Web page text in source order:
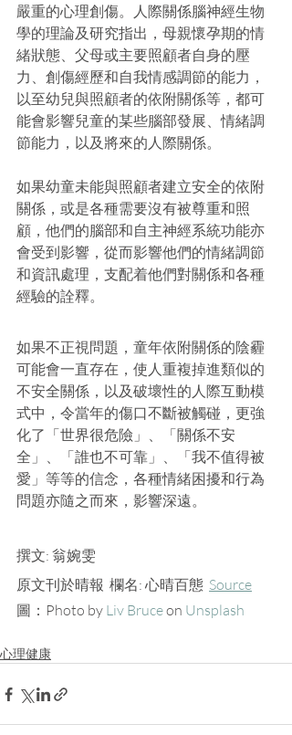
嚴重的心理創傷。人際關係腦神經生物
學的理論及研究指出，母親懷孕期的情
緒狀態、父母或主要照顧者自身的壓
力、創傷經歷和自我情感調節的能力，
以至幼兒與照顧者的依附關係等，都可
能會影響兒童的某些腦部發展、情緒調
節能力，以及將來的人際關係。
如果幼童未能與照顧者建立安全的依附
關係，或是各種需要沒有被尊重和照
顧，他們的腦部和自主神經系統功能亦
會受到影響，從而影響他們的情緒調節
和資訊處理，支配着他們對關係和各種
經驗的詮釋。
如果不正視問題，童年依附關係的陰霾
可能會一直存在，使人重複掉進類似的
不安全關係，以及破壞性的人際互動模
式中，令當年的傷口不斷被觸碰，更強
化了「世界很危險」、「關係不安
全」、「誰也不可靠」、「我不值得被
愛」等等的信念，各種情緒困擾和行為
問題亦隨之而來，影響深遠。
撰文: 翁婉雯
原文刊於晴報  欄名: 心晴百態 Source
圖：Photo by Liv Bruce on Unsplash
心理健康